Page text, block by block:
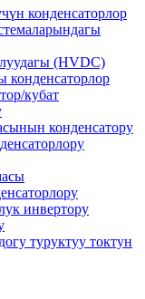
конденсаторлор
(HVDC)
конденсаторлор
кубат
конденсатору
инвертору
туруктуу токтун